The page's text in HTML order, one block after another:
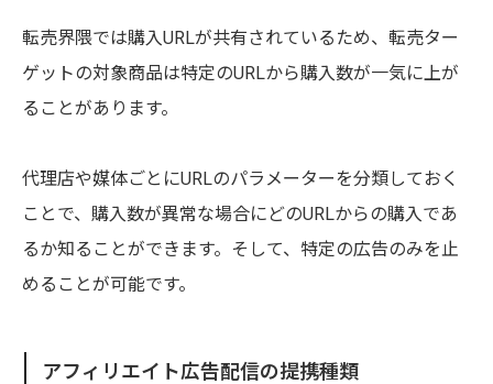
転売界隈では購入URLが共有されているため、転売ター
ゲットの対象商品は特定のURLから購入数が一気に上が
ることがあります。
代理店や媒体ごとにURLのパラメーターを分類しておく
ことで、購入数が異常な場合にどのURLからの購入であ
るか知ることができます。そして、特定の広告のみを止
めることが可能です。
アフィリエイト広告配信の提携種類